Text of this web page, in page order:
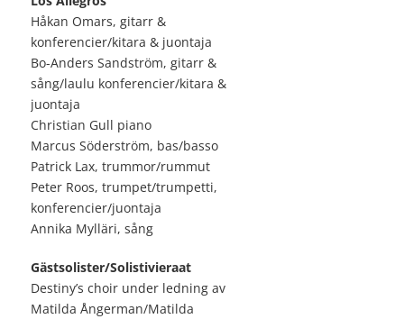
Håkan Omars, gitarr &
konferencier/kitara & juontaja
Bo-Anders Sandström, gitarr &
sång/laulu konferencier/kitara &
juontaja
Christian Gull piano
Marcus Söderström, bas/basso
Patrick Lax, trummor/rummut
Peter Roos, trumpet/trumpetti,
konferencier/juontaja
Annika Mylläri, sång
Gästsolister/Solistivieraat
Destiny’s choir under ledning av
Matilda Ångerman/Matilda